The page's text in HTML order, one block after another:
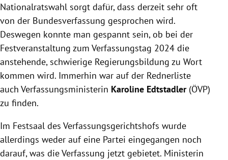
Untermenü
Nationalratswahl sorgt dafür, dass derzeit sehr oft
von der Bundesverfassung gesprochen wird.
Deswegen konnte man gespannt sein, ob bei der
Festveranstaltung zum Verfassungstag 2024 die
anstehende, schwierige Regierungsbildung zu Wort
kommen wird. Immerhin war auf der Rednerliste
auch Verfassungsministerin Karoline Edtstadler (ÖVP)
zu finden.
Im Festsaal des Verfassungsgerichtshofs wurde
allerdings weder auf eine Partei eingegangen noch
darauf, was die Verfassung jetzt gebietet. Ministerin